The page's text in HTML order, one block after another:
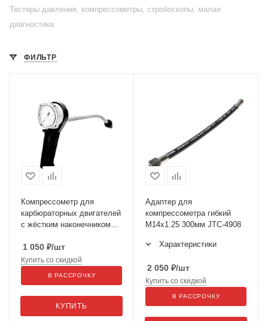
Тестеры давления, компрессометры, стробоскопы, малая
диагностика
ФИЛЬТР
Компрессометр для
карбюраторных двигателей
с жёстким наконечником
1 050 ₽/шт
КУПИТЬ
Купить со скидкой
В РАССРОЧКУ
Адаптер для
компрессометра гибкий
М14х1.25 300мм JTC-4908
Характеристики
2 050 ₽/шт
Купить со скидкой
В РАССРОЧКУ